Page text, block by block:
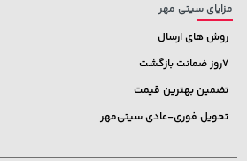
مزایای سیتی مهر
روش های ارسال
7روز ضمانت بازگشت
تضمین بهترین قیمت
تحویل فوری-عادی سیتی‌مهر